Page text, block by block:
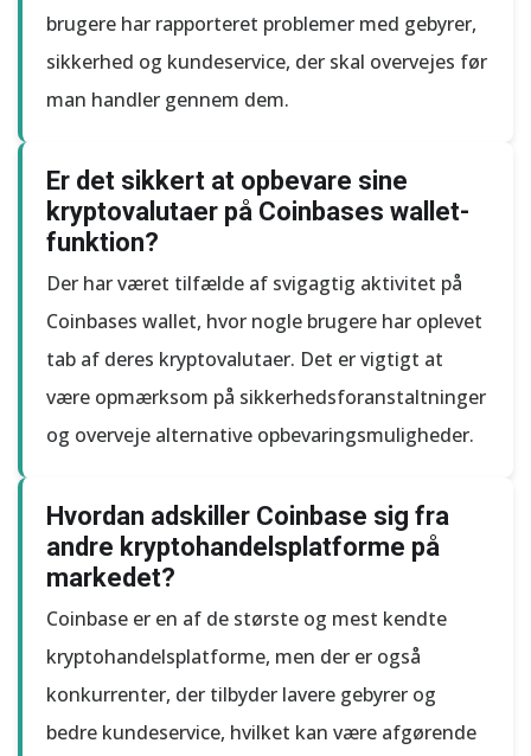
brugere har rapporteret problemer med gebyrer,
sikkerhed og kundeservice, der skal overvejes før
man handler gennem dem.
Er det sikkert at opbevare sine
kryptovalutaer på Coinbases wallet-
funktion?
Der har været tilfælde af svigagtig aktivitet på
Coinbases wallet, hvor nogle brugere har oplevet
tab af deres kryptovalutaer. Det er vigtigt at
være opmærksom på sikkerhedsforanstaltninger
og overveje alternative opbevaringsmuligheder.
Hvordan adskiller Coinbase sig fra
andre kryptohandelsplatforme på
markedet?
Coinbase er en af de største og mest kendte
kryptohandelsplatforme, men der er også
konkurrenter, der tilbyder lavere gebyrer og
bedre kundeservice, hvilket kan være afgørende